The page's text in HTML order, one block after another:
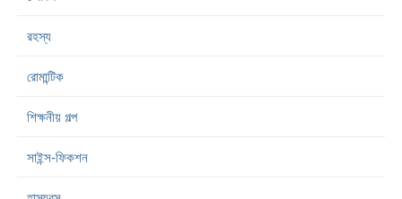
রহস্য
রোমান্টিক
শিক্ষনীয় গল্প
সাইন্স-ফিকশন